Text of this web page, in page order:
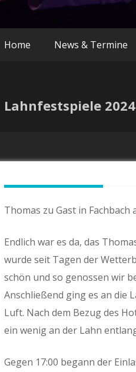
Home News & Termine
Lahnfestspiele 2024
Thomas zu Gast in Fachbach
Endlich war es da, das
wurde seit Tagen der
schön und so genossen wir
Anschließend ging es an die
Luft. Nach dem Bezug des
ein wenig an der Lahn
Gegen 17:00 begann der